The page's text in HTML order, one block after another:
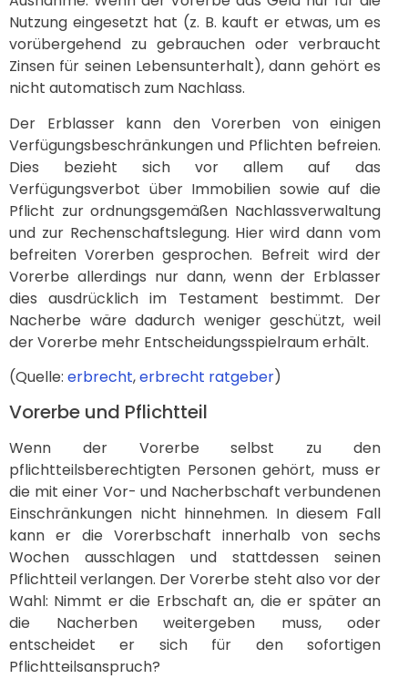
Nutzung eingesetzt hat (z. B. kauft er etwas, um es
vorübergehend zu gebrauchen oder verbraucht
Zinsen für seinen Lebensunterhalt), dann gehört es
nicht automatisch zum Nachlass.
Der Erblasser kann den Vorerben von einigen
Verfügungsbeschränkungen und Pflichten befreien.
Dies bezieht sich vor allem auf das
Verfügungsverbot über Immobilien sowie auf die
Pflicht zur ordnungsgemäßen Nachlassverwaltung
und zur Rechenschaftslegung. Hier wird dann vom
befreiten Vorerben gesprochen. Befreit wird der
Vorerbe allerdings nur dann, wenn der Erblasser
dies ausdrücklich im Testament bestimmt. Der
Nacherbe wäre dadurch weniger geschützt, weil
der Vorerbe mehr Entscheidungsspielraum erhält.
(Quelle: erbrecht,erbrecht ratgeber)
Vorerbe und Pflichtteil
Wenn der Vorerbe selbst zu den
pflichtteilsberechtigten Personen gehört, muss er
die mit einer Vor- und Nacherbschaft verbundenen
Einschränkungen nicht hinnehmen. In diesem Fall
kann er die Vorerbschaft innerhalb von sechs
Wochen ausschlagen und stattdessen seinen
Pflichtteil verlangen. Der Vorerbe steht also vor der
Wahl: Nimmt er die Erbschaft an, die er später an
die Nacherben weitergeben muss, oder
entscheidet er sich für den sofortigen
Pflichtteilsanspruch?